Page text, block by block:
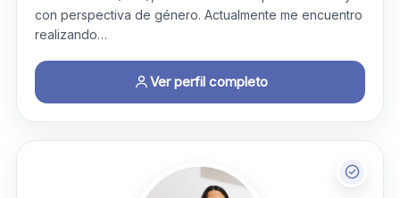
con perspectiva de género. Actualmente me encuentro
realizando…
Ver perfil completo